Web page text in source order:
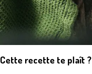
Cette recette te plaît ?